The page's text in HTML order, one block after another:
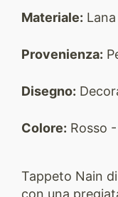
Materiale: Lana
Provenienza:
Disegno:
Colore: Rosso
Tappeto Nain
con una